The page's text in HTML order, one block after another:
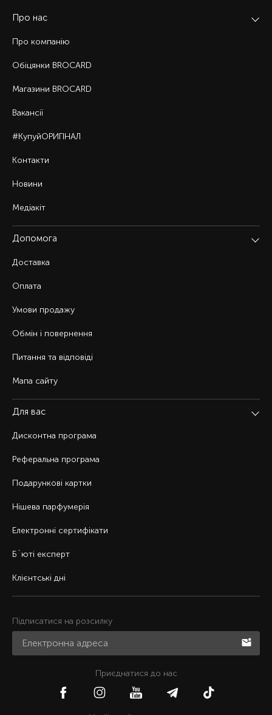
Про нас
Про компанію
Обіцянки BROCARD
Магазини BROCARD
Вакансії
#КупуйОРИГІНАЛ
Контакти
Новини
Медіакіт
Допомога
Доставка
Оплата
Умови продажу
Обмін і повернення
Питання та відповіді
Мапа сайту
Для вас
Дисконтна програма
Реферальна програма
Подарункові картки
Нішева парфумерія
Електронні сертифікати
Б`юті експерт
Клієнтські дні
Підписатися на розсилку
Приєднатися до нас